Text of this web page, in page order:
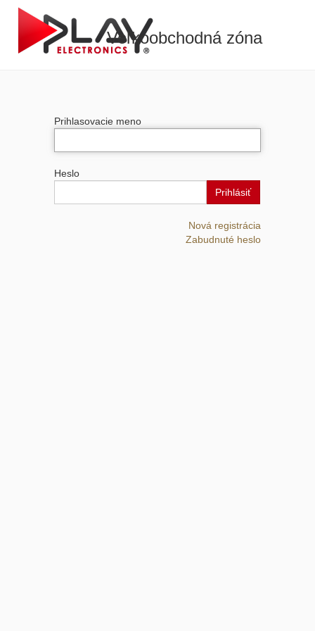
Veľkoobchodná zóna
Prihlasovacie meno
Heslo
Prihlásiť
Nová registrácia
Zabudnuté heslo